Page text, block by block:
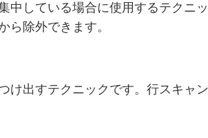
している場合に使用するテクニ
ら除外できます。
け出すテクニックです。行スキャ